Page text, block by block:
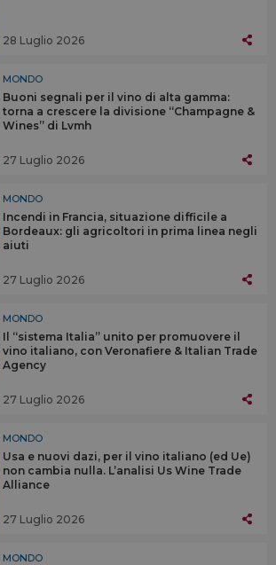
28 Luglio 2026
MONDO
Buoni segnali per il vino di alta gamma:
torna a crescere la divisione “Champagne &
Wines” di Lvmh
27 Luglio 2026
MONDO
Incendi in Francia, situazione difficile a
Bordeaux: gli agricoltori in prima linea negli
aiuti
27 Luglio 2026
MONDO
Il “sistema Italia” unito per promuovere il
vino italiano, con Veronafiere & Italian Trade
Agency
27 Luglio 2026
MONDO
Usa e nuovi dazi, per il vino italiano (ed Ue)
non cambia nulla. L’analisi Us Wine Trade
Alliance
27 Luglio 2026
MONDO